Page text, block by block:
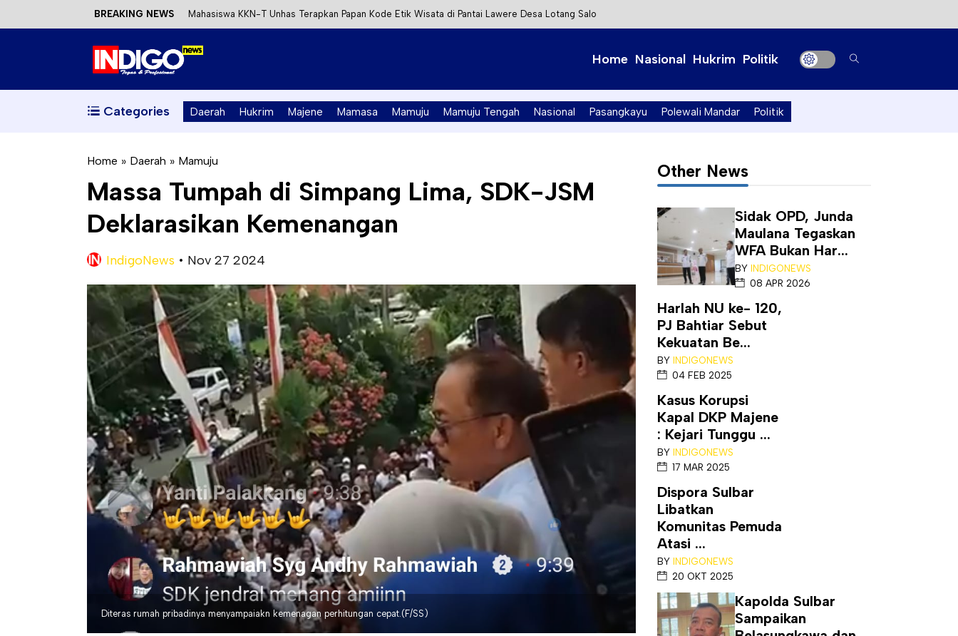
BREAKING NEWS Mahasiswa KKN-T Unhas Terapkan Papan Kode Etik Wisata di Pantai Lawere Desa Lotang Salo
Satu DPO Pengeroyokan SPBU Tapalang Ditangkap, Satu Lagi Kabur ke Kalimantan
Kecewa Kapolresta Absen, APPK Mamuju Soroti Kejanggalan Kasus Tambang Emas Ilegal
Home Nasional Hukrim Politik
Categories Daerah Hukrim Majene Mamasa Mamuju Mamuju Tengah Nasional Pasangkayu Polewali Mandar Politik
Home » Daerah » Mamuju
Massa Tumpah di Simpang Lima, SDK-JSM
Deklarasikan Kemenangan
IndigoNews • Nov 27 2024
Diteras rumah pribadinya menyampaiakn kemenagan perhitungan cepat.(F/SS)
Other News
Sidak OPD, Junda
Maulana Tegaskan
WFA Bukan Har...
BY INDIGONEWS
08 APR 2026
Harlah NU ke- 120,
PJ Bahtiar Sebut
Kekuatan Be...
BY INDIGONEWS
04 FEB 2025
Kasus Korupsi
Kapal DKP Majene
: Kejari Tunggu ...
BY INDIGONEWS
17 MAR 2025
Dispora Sulbar
Libatkan
Komunitas Pemuda
Atasi ...
BY INDIGONEWS
20 OKT 2025
Kapolda Sulbar
Sampaikan